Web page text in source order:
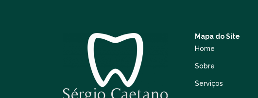
Mapa do Site
Home
Sobre
Serviços